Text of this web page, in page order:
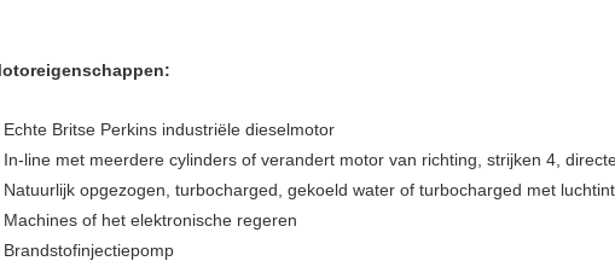
Echte Britse Perkins industriële dieselmotor
In-line met meerdere cylinders of verandert motor van richting, strijken 4,
Natuurlijk opgezogen, turbocharged, gekoeld water of turbocharged met
Machines of het elektronische regeren
Brandstofinjectiepomp